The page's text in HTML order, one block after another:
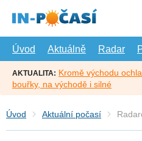
hlavní
Úvod
Aktuálně Radar
AKTUALITA: Kromě východu
bouřky, na východě i silné
Úvod Aktuální počasí